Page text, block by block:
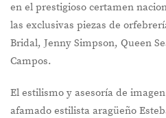
en el prestigioso certamen
las exclusivas piezas de
Bridal, Jenny Simpson, Queen
Campos.
El estilismo y asesoría de
afamado estilista aragüeño